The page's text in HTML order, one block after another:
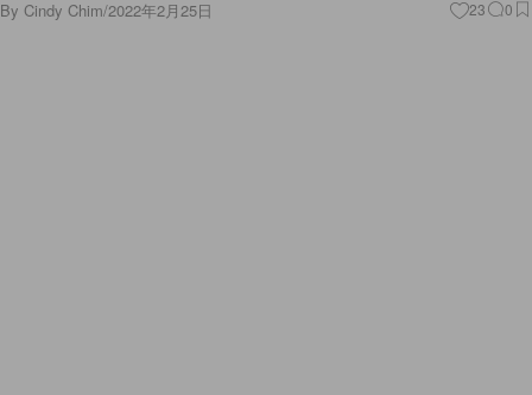
By Cindy Chim/2022年2月25日 23 0